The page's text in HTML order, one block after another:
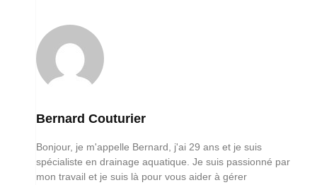
Bernard Couturier
Bonjour, je m'appelle Bernard, j'ai 29 ans et je suis
spécialiste en drainage aquatique. Je suis passionné par
mon travail et je suis là pour vous aider à gérer